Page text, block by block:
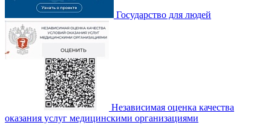
Государство для людей
Независимая оценка качества
оказания услуг медицинскими организациями